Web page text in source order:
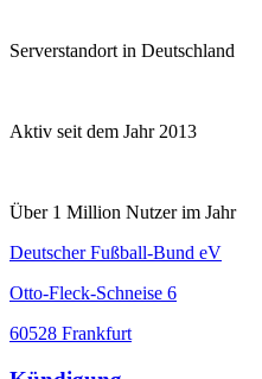
Serverstandort in Deutschland
Aktiv seit dem Jahr 2013
Über 1 Million Nutzer im Jahr
Deutscher Fußball-Bund eV
Otto-Fleck-Schneise 6
60528 Frankfurt